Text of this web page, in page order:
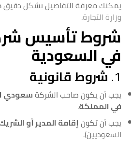
يمكنك معرفة التفاصيل بشكل دقيق
وزارة التجارة.
شروط تأسيس
في السعودية
1. شروط قانونية
يجب أن يكون صاحب الشركةسعودي
في المملكة.
يجب أن تكونإقامة المدير أو
السعوديين).